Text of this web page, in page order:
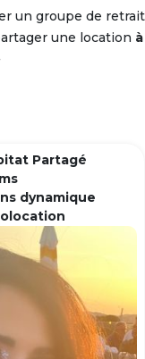
un groupe de
une location
Partagé
dynamique